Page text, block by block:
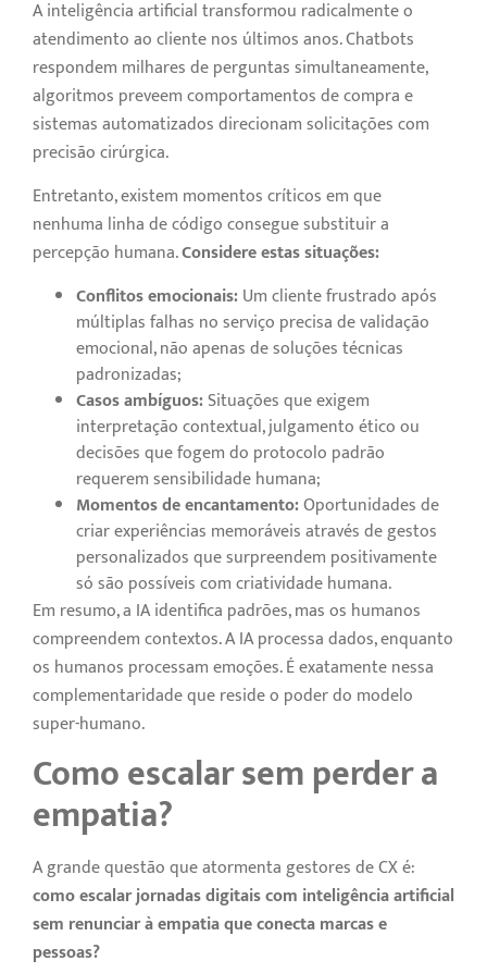
A inteligência artificial transformou radicalmente o
atendimento ao cliente nos últimos anos. Chatbots
respondem milhares de perguntas simultaneamente,
algoritmos preveem comportamentos de compra e
sistemas automatizados direcionam solicitações com
precisão cirúrgica.
Entretanto, existem momentos críticos em que
nenhuma linha de código consegue substituir a
percepção humana.Considere estas situações:
Conflitos emocionais:Um cliente frustrado após
múltiplas falhas no serviço precisa de validação
emocional, não apenas de soluções técnicas
padronizadas;
Casos ambíguos:Situações que exigem
interpretação contextual, julgamento ético ou
decisões que fogem do protocolo padrão
requerem sensibilidade humana;
Momentos de encantamento:Oportunidades de
criar experiências memoráveis através de gestos
personalizados que surpreendem positivamente
só são possíveis com criatividade humana.
Em resumo, a IA identifica padrões, mas os humanos
compreendem contextos. A IA processa dados, enquanto
os humanos processam emoções. É exatamente nessa
complementaridade que reside o poder do modelo
super-humano.
Como escalar sem perder a
empatia?
A grande questão que atormenta gestores de CX é:
como escalar jornadas digitais com inteligência artificial
sem renunciar à empatia que conecta marcas e
pessoas?